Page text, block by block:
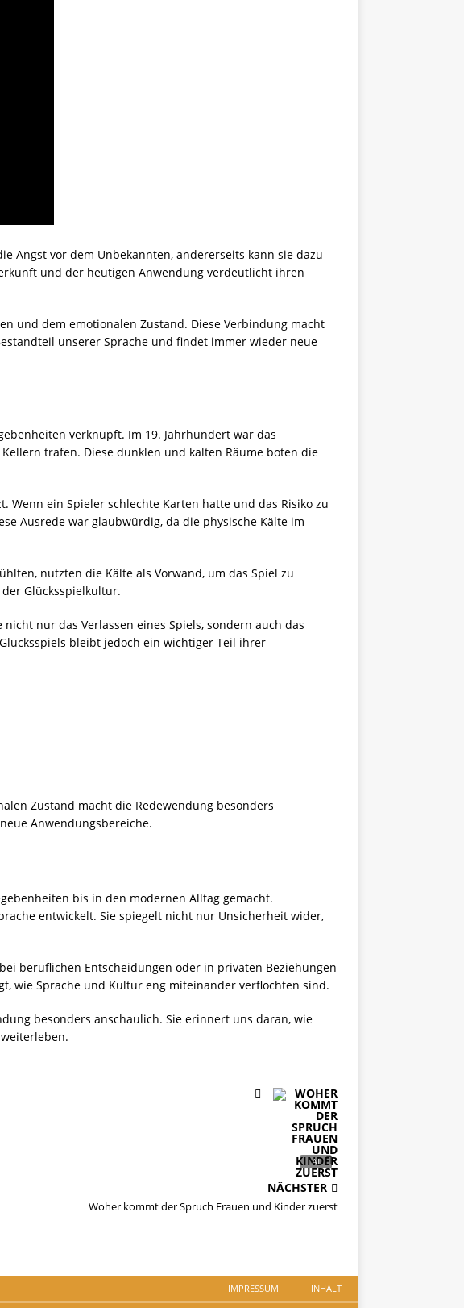
Angst vor dem Unbekannten, andererseits kann sie dazu
und der heutigen Anwendung verdeutlicht ihren
und dem emotionalen Zustand. Diese Verbindung macht
unserer Sprache und findet immer wieder neue
verknüpft. Im 19. Jahrhundert war das
trafen. Diese dunklen und kalten Räume boten die
ein Spieler schlechte Karten hatte und das Risiko zu
Ausrede war glaubwürdig, da die physische Kälte im
nutzten die Kälte als Vorwand, um das Spiel zu
der Glücksspielkultur.
nur das Verlassen eines Spiels, sondern auch das
bleibt jedoch ein wichtiger Teil ihrer
Zustand macht die Redewendung besonders
Anwendungsbereiche.
bis in den modernen Alltag gemacht.
entwickelt. Sie spiegelt nicht nur Unsicherheit wider,
beruflichen Entscheidungen oder in privaten Beziehungen
wie Sprache und Kultur eng miteinander verflochten sind.
besonders anschaulich. Sie erinnert uns daran, wie
NÄCHSTER
Woher kommt der Spruch Frauen und Kinder zuerst
IMPRESSUM INHALT